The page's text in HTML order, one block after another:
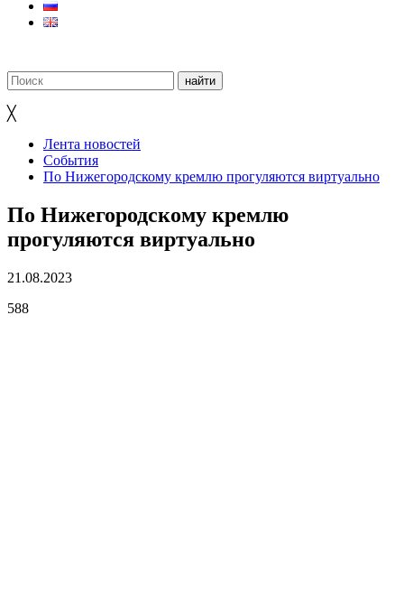
╳
Лента новостей
События
По Нижегородскому кремлю прогуляются виртуально
По Нижегородскому кремлю
прогуляются виртуально
21.08.2023
588